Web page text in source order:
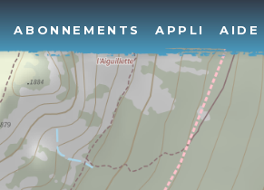
ABONNEMENTS APPLI AIDE